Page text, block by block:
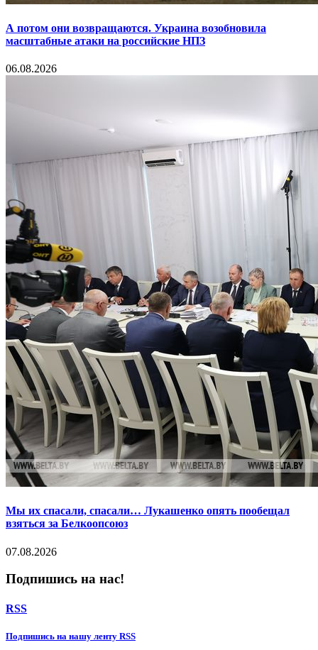
А потом они возвращаются. Украина возобновила
масштабные атаки на российские НПЗ
06.08.2026
Мы их спасали, спасали… Лукашенко опять пообещал
взяться за Белкоопсоюз
07.08.2026
Подпишись на нас!
RSS
Подпишиcь на нашу ленту RSS